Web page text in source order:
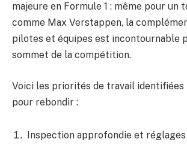
majeure en Formule 1 : même pour un
comme Max Verstappen, la
pilotes et équipes est incontournable
sommet de la compétition.
Voici les priorités de travail identifiées
pour rebondir :
Inspection approfondie et